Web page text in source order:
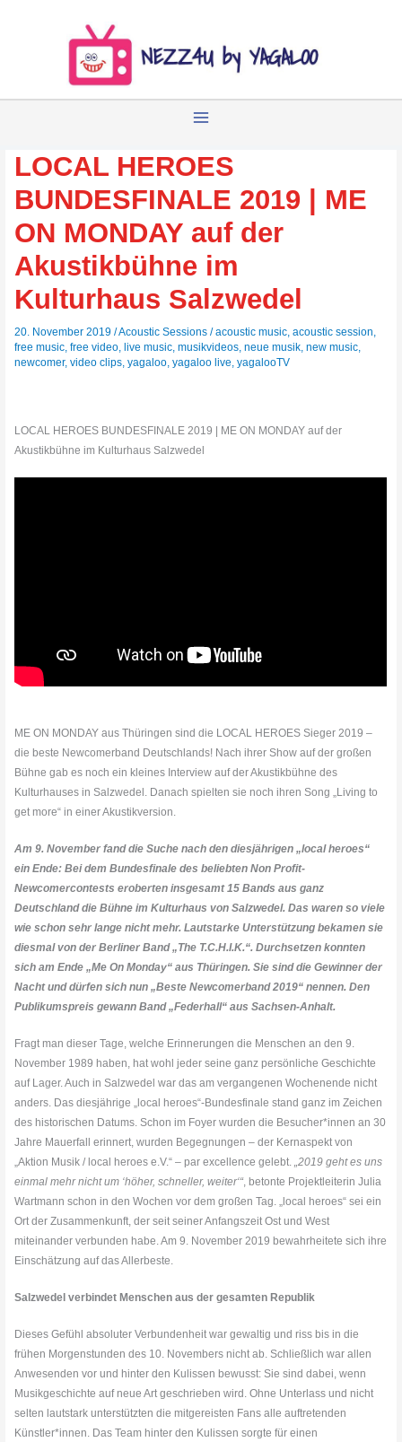
LOCAL HEROES
BUNDESFINALE 2019 | ME
ON MONDAY auf der
Akustikbühne im
Kulturhaus Salzwedel
20. November 2019/Acoustic Sessions /acoustic music,acoustic session,
free music,free video,live music,musikvideos,neue musik,new music,
newcomer,video clips,yagaloo,yagaloo live,yagalooTV
LOCAL HEROES BUNDESFINALE 2019 | ME ON MONDAY auf der
Akustikbühne im Kulturhaus Salzwedel
ME ON MONDAY aus Thüringen sind die LOCAL HEROES Sieger 2019 –
die beste Newcomerband Deutschlands! Nach ihrer Show auf der großen
Bühne gab es noch ein kleines Interview auf der Akustikbühne des
Kulturhauses in Salzwedel. Danach spielten sie noch ihren Song „Living to
get more“ in einer Akustikversion.
Am 9. November fand die Suche nach den diesjährigen „local heroes“
ein Ende: Bei dem Bundesfinale des beliebten Non Profit-
Newcomercontests eroberten insgesamt 15 Bands aus ganz
Deutschland die Bühne im Kulturhaus von Salzwedel. Das waren so viele
wie schon sehr lange nicht mehr. Lautstarke Unterstützung bekamen sie
diesmal von der Berliner Band „The T.C.H.I.K.“. Durchsetzen konnten
sich am Ende „Me OnMonday“ aus Thüringen. Sie sind die Gewinner der
Nacht und dürfen sich nun „Beste Newcomerband 2019“ nennen. Den
Publikumspreis gewann Band „Federhall“ aus Sachsen-Anhalt.
Fragt man dieser Tage, welche Erinnerungen die Menschen an den 9.
November 1989 haben, hat wohl jeder seine ganz persönliche Geschichte
auf Lager. Auch in Salzwedel war das am vergangenen Wochenende nicht
anders. Das diesjährige „local heroes“-Bundesfinale stand ganz im Zeichen
des historischen Datums. Schon im Foyer wurden die Besucher*innen an 30
Jahre Mauerfall erinnert, wurden Begegnungen – der Kernaspekt von
„Aktion Musik / local heroes e.V.“ – par excellence gelebt.„2019 geht es uns
einmal mehr nicht um ‘höher, schneller, weiter‘“, betonte Projektleiterin Julia
Wartmann schon in den Wochen vor dem großen Tag. „local heroes“ sei ein
Ort der Zusammenkunft, der seit seiner Anfangszeit Ost und West
miteinander verbunden habe. Am 9. November 2019 bewahrheitete sich ihre
Einschätzung auf das Allerbeste.
Salzwedel verbindet Menschen aus der gesamten Republik
Dieses Gefühl absoluter Verbundenheit war gewaltig und riss bis in die
frühen Morgenstunden des 10. Novembers nicht ab. Schließlich war allen
Anwesenden vor und hinter den Kulissen bewusst: Sie sind dabei, wenn
Musikgeschichte auf neue Art geschrieben wird. Ohne Unterlass und nicht
selten lautstark unterstützten die mitgereisten Fans alle auftretenden
Künstler*innen. Das Team hinter den Kulissen sorgte für einen